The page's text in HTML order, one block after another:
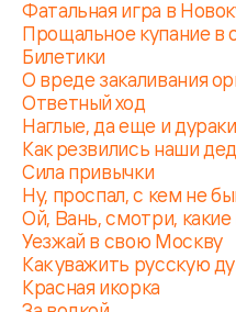
Фатальная игра в
Прощальное купание в
Билетики
О вреде закаливания
Ответный ход
Наглые, да еще и дураки
Как резвились наши
Сила привычки
Ну, проспал, с кем не
Ой, Вань, смотри, какие
Уезжай в свою Москву
Как уважить русскую
Красная икорка